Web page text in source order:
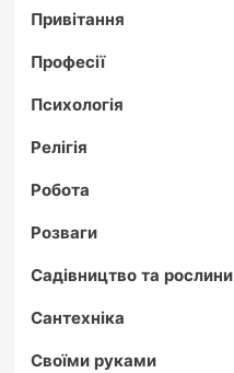
Привітання
Професії
Психологія
Релігія
Робота
Розваги
Садівництво та рослини
Сантехніка
Своїми руками